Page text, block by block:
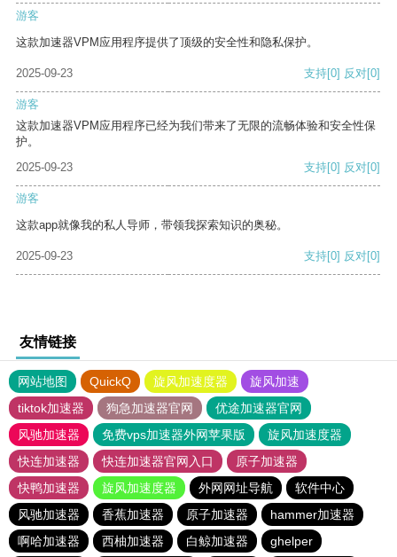
游客
这款加速器VPM应用程序提供了顶级的安全性和隐私保护。
2025-09-23 支持[0] 反对[0]
游客
这款加速器VPM应用程序已经为我们带来了无限的流畅体验和安全性保
护。
2025-09-23
支持[0] 反对[0]
游客
这款app就像我的私人导师，带领我探索知识的奥秘。
2025-09-23 支持[0] 反对[0]
友情链接
网站地图 QuickQ 旋风加速度器
旋风加速
tiktok加速器
狗急加速器官网
优途加速器官网
风驰加速器
免费vps加速器外网苹果版
旋风加速度器
快连加速器
快连加速器官网入口
原子加速器
快鸭加速器
旋风加速度器 外网网址导航
软件中心
风驰加速器
香蕉加速器 原子加速器
hammer加速器
啊哈加速器
西柚加速器 白鲸加速器 ghelper